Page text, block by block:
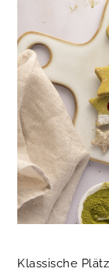
Klassische